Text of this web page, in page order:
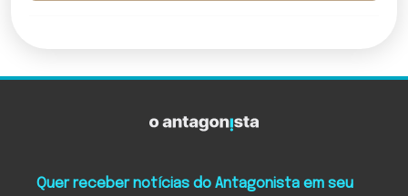
Quer receber notícias do Antagonista em seu